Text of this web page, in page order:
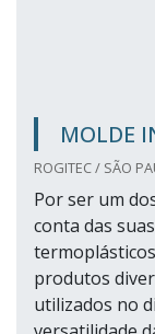
MOLDE
ROGITEC / SÃO
Por ser um
conta das
produtos
utilizados no